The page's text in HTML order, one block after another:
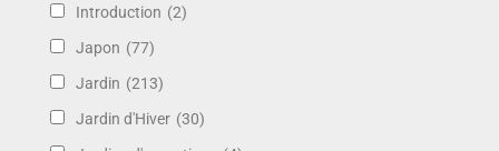
Introduction (2)
Japon (77)
Jardin (213)
Jardin d'Hiver (30)